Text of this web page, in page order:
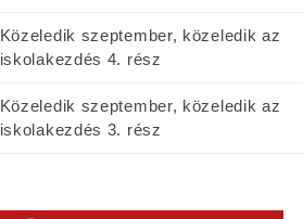
Közeledik szeptember, közeledik az
iskolakezdés 4. rész
Közeledik szeptember, közeledik az
iskolakezdés 3. rész